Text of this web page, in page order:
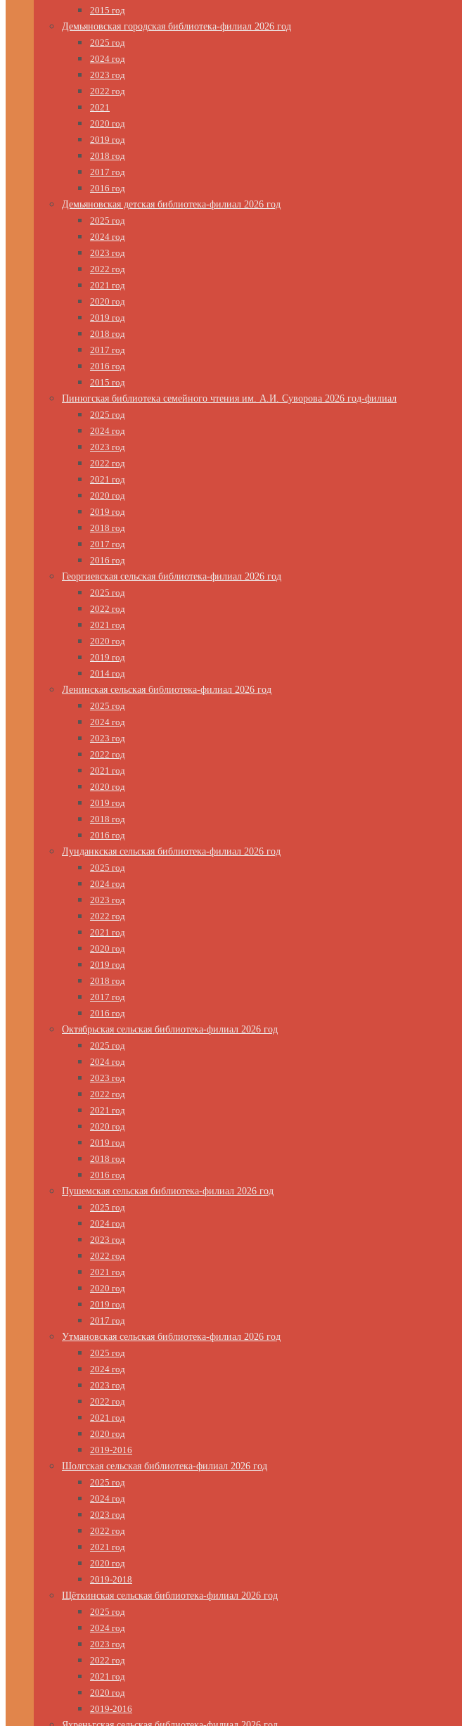
2015 год
Демьяновская городская библиотека-филиал 2026 год
2025 год
2024 год
2023 год
2022 год
2021
2020 год
2019 год
2018 год
2017 год
2016 год
Демьяновская детская библиотека-филиал 2026 год
2025 год
2024 год
2023 год
2022 год
2021 год
2020 год
2019 год
2018 год
2017 год
2016 год
2015 год
Пинюгская библиотека семейного чтения им. А.И. Суворова 2026 год-филиал
2025 год
2024 год
2023 год
2022 год
2021 год
2020 год
2019 год
2018 год
2017 год
2016 год
Георгиевская сельская библиотека-филиал 2026 год
2025 год
2022 год
2021 год
2020 год
2019 год
2014 год
Ленинская сельская библиотека-филиал 2026 год
2025 год
2024 год
2023 год
2022 год
2021 год
2020 год
2019 год
2018 год
2016 год
Лунданкская сельская библиотека-филиал 2026 год
2025 год
2024 год
2023 год
2022 год
2021 год
2020 год
2019 год
2018 год
2017 год
2016 год
Октябрьская сельская библиотека-филиал 2026 год
2025 год
2024 год
2023 год
2022 год
2021 год
2020 год
2019 год
2018 год
2016 год
Пушемская сельская библиотека-филиал 2026 год
2025 год
2024 год
2023 год
2022 год
2021 год
2020 год
2019 год
2017 год
Утмановская сельская библиотека-филиал 2026 год
2025 год
2024 год
2023 год
2022 год
2021 год
2020 год
2019-2016
Шолгская сельская библиотека-филиал 2026 год
2025 год
2024 год
2023 год
2022 год
2021 год
2020 год
2019-2018
Щёткинская сельская библиотека-филиал 2026 год
2025 год
2024 год
2023 год
2022 год
2021 год
2020 год
2019-2016